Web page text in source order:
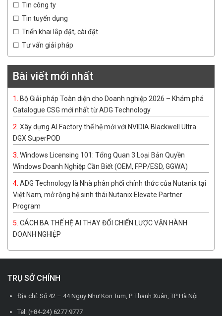
Tin công ty
Tin tuyển dụng
Triển khai lắp đặt, cài đặt
Tư vấn giải pháp
Bài viết mới nhất
Bộ Giải pháp Toàn diện cho Doanh nghiệp 2026 – Khám phá
Catalogue CSG mới nhất từ ADG Technology
Xây dựng AI Factory thế hệ mới với NVIDIA Blackwell Ultra
DGX SuperPOD
Windows Licensing 101: Tổng Quan 3 Loại Bản Quyền
Windows Doanh Nghiệp Cần Biết (OEM, FPP/ESD, GGWA)
ADG Technology là Nhà phân phối chính thức của Nutanix tại
Việt Nam, mở rộng hệ sinh thái Nutanix Elevate Partner
Program
CÁCH BA THẾ HỆ AI THAY ĐỔI CHIẾN LƯỢC VẬN HÀNH
DOANH NGHIỆP
TRỤ SỞ CHÍNH
Địa chỉ: Số 42 – 44 Ngụy Như Kon Tum, P. Thanh Xuân, TP Hà Nội
Tel: (+84-24) 6277.9777